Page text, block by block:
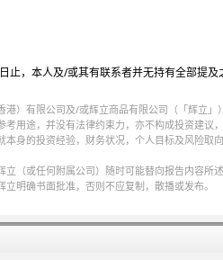
，本人及/或其有联系者并无持有全部提及
）有限公司及/或辉立商品有限公司（「辉立
用途，并没有法律约束力，亦不构成投资建议
身的投资经验，财务状况，个人目标及风险取
（或任何附属公司）随时可能替向报告内容所
明确书面批准，否则不应复制，散播或发布。